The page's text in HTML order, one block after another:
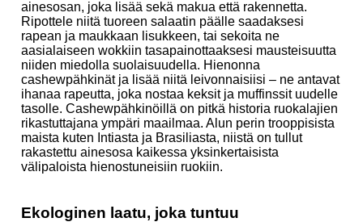
ainesosan, joka lisää sekä makua että rakennetta.
Ripottele niitä tuoreen salaatin päälle saadaksesi
rapean ja maukkaan lisukkeen, tai sekoita ne
aasialaiseen wokkiin tasapainottaaksesi mausteisuutta
niiden miedolla suolaisuudella. Hienonna
cashewpähkinät ja lisää niitä leivonnaisiisi – ne antavat
ihanaa rapeutta, joka nostaa keksit ja muffinssit uudelle
tasolle. Cashewpähkinöillä on pitkä historia ruokalajien
rikastuttajana ympäri maailmaa. Alun perin trooppisista
maista kuten Intiasta ja Brasiliasta, niistä on tullut
rakastettu ainesosa kaikessa yksinkertaisista
välipaloista hienostuneisiin ruokiin.
Ekologinen laatu, joka tuntuu